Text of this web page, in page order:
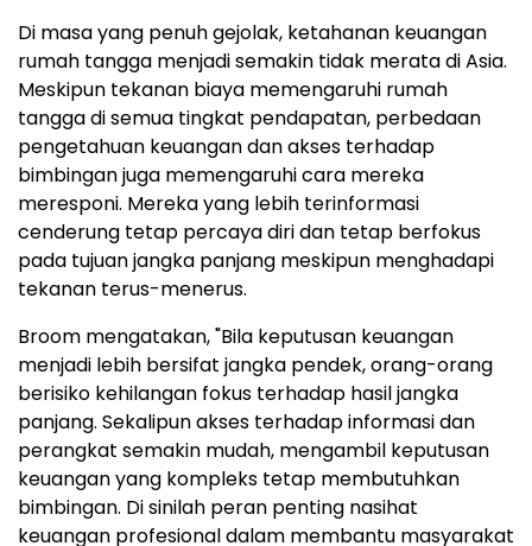
Di masa yang penuh gejolak, ketahanan keuangan
rumah tangga menjadi semakin tidak merata di Asia.
Meskipun tekanan biaya memengaruhi rumah
tangga di semua tingkat pendapatan, perbedaan
pengetahuan keuangan dan akses terhadap
bimbingan juga memengaruhi cara mereka
meresponi. Mereka yang lebih terinformasi
cenderung tetap percaya diri dan tetap berfokus
pada tujuan jangka panjang meskipun menghadapi
tekanan terus-menerus.
Broom mengatakan, "Bila keputusan keuangan
menjadi lebih bersifat jangka pendek, orang-orang
berisiko kehilangan fokus terhadap hasil jangka
panjang. Sekalipun akses terhadap informasi dan
perangkat semakin mudah, mengambil keputusan
keuangan yang kompleks tetap membutuhkan
bimbingan. Di sinilah peran penting nasihat
keuangan profesional dalam membantu masyarakat